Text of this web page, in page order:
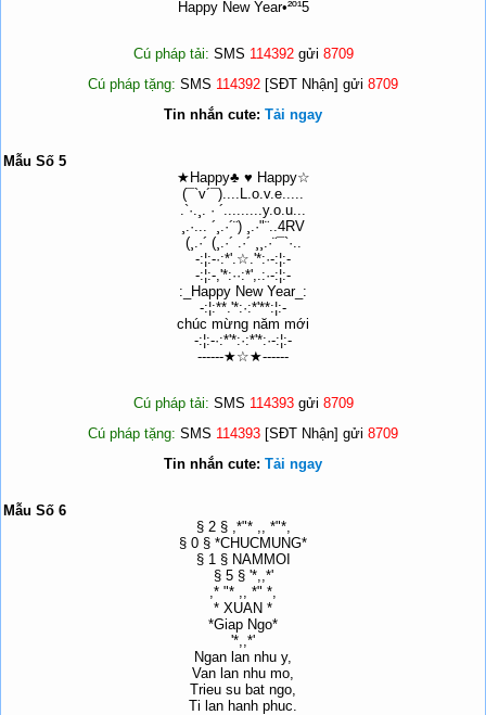
Happy New Year•²º¹5
Cú pháp tải: SMS 114392gửi 8709
Cú pháp tặng: SMS 114392 [SĐT Nhận] gửi 8709
Tin nhắn cute: Tải ngay
Mẫu Số 5
★Happy♣ ♥ Happy☆
(¯`v´¯)....L.o.v.e.....
.`·.¸. · ´.........y.o.u...
¸.·... ´¸.·´¨) ¸.·"¨..4RV
(¸.·´ (¸.·´ .·´ ¸¸.·¨¯`·..
-:¦:-·:*'.☆.'*:·-:¦:-
-:¦:-,'*:··:*',.:·-:¦:-
:_Happy New Year_:
-:¦:**.'*:·:*'**:¦:-
chúc mừng năm mới
-:¦:-·:*'*:·:*'*:·-:¦:-
------★☆★------
Cú pháp tải: SMS 114393gửi 8709
Cú pháp tặng: SMS 114393 [SĐT Nhận] gửi 8709
Tin nhắn cute: Tải ngay
Mẫu Số 6
§ 2 § ,*"* ,, *"*,
§ 0 § *CHUCMUNG*
§ 1 § NAMMOI
§ 5 § '*,,*'
,* "* ,, *" *,
* XUAN *
*Giap Ngo*
'*,,*'
Ngan lan nhu y,
Van lan nhu mo,
Trieu su bat ngo,
Ti lan hanh phuc.